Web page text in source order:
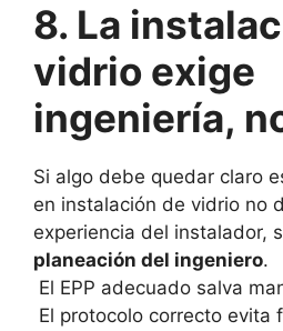
8. La
vidrio exige
ingeniería,
Si algo debe quedar claro
en instalación de vidrio no
experiencia del instalador,
planeación del ingeniero.
El EPP adecuado salva
El protocolo correcto evita